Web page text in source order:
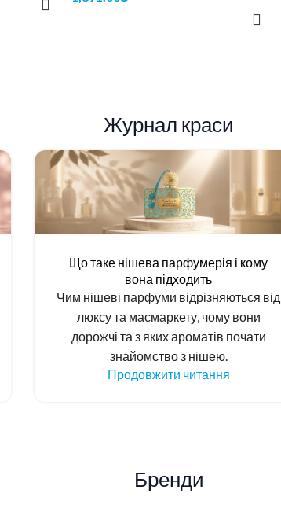
Журнал краси
Що таке нішева парфумерія і кому
вона підходить
Чим нішеві парфуми відрізняються від
люксу та масмаркету, чому вони
дорожчі та з яких ароматів почати
знайомство з нішею.
Продовжити читання
Бренди